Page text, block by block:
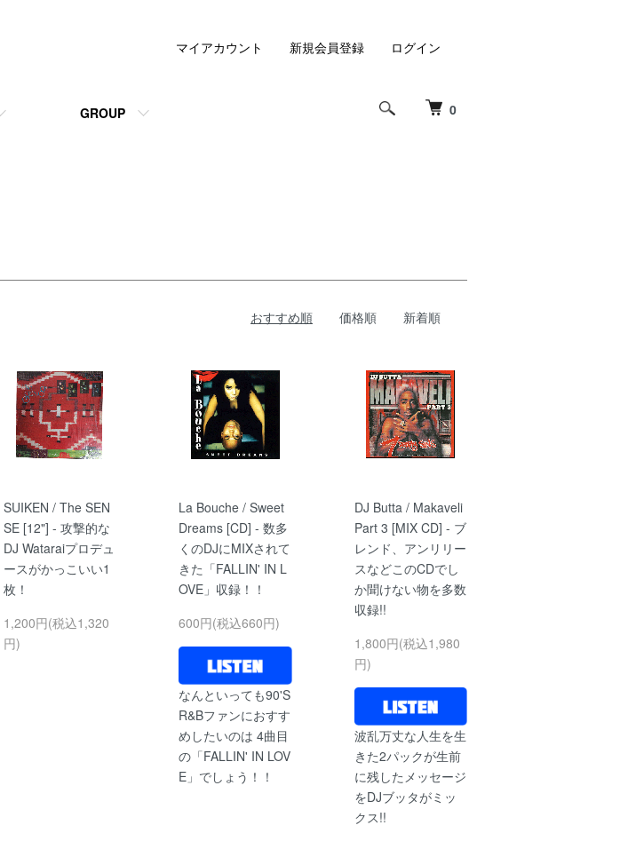
0
GROUP
マイアカウント 新規会員登録 ログイン
おすすめ順 価格順 新着順
SUIKEN / The SEN
SE [12"] - 攻撃的な
DJ Wataraiプロデュ
ースがかっこいい1
枚！
1,200円(税込1,320
円)
La Bouche / Sweet
Dreams [CD] - 数多
くのDJにMIXされて
きた「FALLIN' IN L
OVE」収録！！
600円(税込660円)
なんといっても90'S
R&Bファンにおすす
めしたいのは 4曲目
の「FALLIN' IN LOV
E」でしょう！！
DJ Butta / Makaveli
Part 3 [MIX CD] - ブ
レンド、アンリリー
スなどこのCDでし
か聞けない物を多数
収録!!
1,800円(税込1,980
円)
波乱万丈な人生を生
きた2パックが生前
に残したメッセージ
をDJブッタがミッ
クス!!